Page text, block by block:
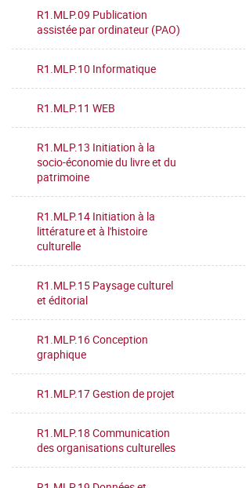
R1.MLP.09 Publication
assistée par ordinateur (PAO)
R1.MLP.10 Informatique
R1.MLP.11 WEB
R1.MLP.13 Initiation à la
socio-économie du livre et du
patrimoine
R1.MLP.14 Initiation à la
littérature et à l'histoire
culturelle
R1.MLP.15 Paysage culturel
et éditorial
R1.MLP.16 Conception
graphique
R1.MLP.17 Gestion de projet
R1.MLP.18 Communication
des organisations culturelles